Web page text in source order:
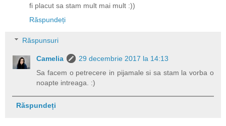
fi placut sa stam mult mai mult :))
Răspundeți
Răspunsuri
Camelia
29 decembrie 2017 la 14:13
Sa facem o petrecere in pijamale si sa stam la vorba o
noapte intreaga. :)
Răspundeți